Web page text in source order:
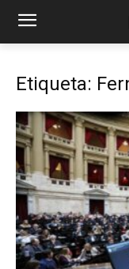
Etiqueta: